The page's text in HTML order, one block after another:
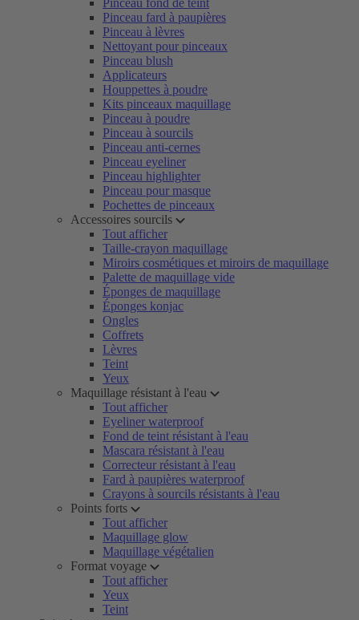
Pinceau fond de teint
Pinceau fard à paupières
Pinceau à lèvres
Nettoyant pour pinceaux
Pinceau blush
Applicateurs
Houppettes à poudre
Kits pinceaux maquillage
Pinceau à poudre
Pinceau à sourcils
Pinceau anti-cernes
Pinceau eyeliner
Pinceau highlighter
Pinceau pour masque
Pochettes de pinceaux
Accessoires sourcils
Tout afficher
Taille-crayon maquillage
Miroirs cosmétiques et miroirs de maquillage
Palette de maquillage vide
Éponges de maquillage
Éponges konjac
Ongles
Coffrets
Lèvres
Teint
Yeux
Maquillage résistant à l'eau
Tout afficher
Eyeliner waterproof
Fond de teint résistant à l'eau
Mascara résistant à l'eau
Correcteur résistant à l'eau
Fard à paupières waterproof
Crayons à sourcils résistants à l'eau
Points forts
Tout afficher
Maquillage glow
Maquillage végétalien
Format voyage
Tout afficher
Yeux
Teint